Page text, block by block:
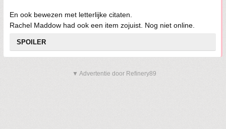
En ook bewezen met letterlijke citaten.
Rachel Maddow had ook een item zojuist. Nog niet online.
SPOILER
▼ Advertentie door Refinery89